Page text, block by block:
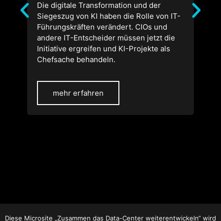
Die digitale Transformation und der
Siegeszug von KI haben die Rolle von IT-
Führungskräften verändert. CIOs und
andere IT-Entscheider müssen jetzt die
Initiative ergreifen und KI-Projekte als
Chefsache behandeln.
mehr erfahren
Diese Microsite „Zusammen das Data-Center weiterentwickeln“ wird